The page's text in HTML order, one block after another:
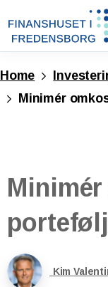
Home
Minimér
Minimér
Kim